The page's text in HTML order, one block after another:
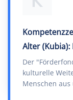
Alter
Der
kulturelle
Menschen